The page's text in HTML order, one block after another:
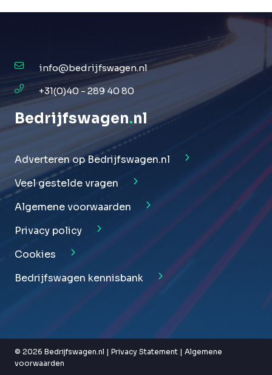
info@bedrijfswagen.nl
+31(0)40 - 289 40 80
Bedrijfswagen.nl
Adverteren op Bedrijfswagen.nl
Veel gestelde vragen
Algemene voorwaarden
Privacy policy
Cookies
Bedrijfswagen kennisbank
© 2026 Bedrijfswagen.nl | Privacy Statement | Algemene
voorwaarden